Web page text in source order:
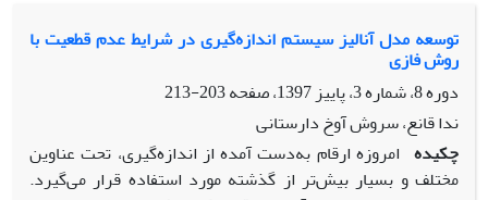
توسعه مدل آنالیز سیستم اندازه‌گیری در شرایط عدم قطعیت با
روش فازی
دوره 8، شماره 3، پاییز 1397، صفحه
203-213
ندا قانع، سروش آوخ دارستانی
چکیده امروزه ارقام به‌دست آمده از اندازه‌گیری، تحت عناوین
مختلف و بسیار بیش‌تر از گذشته مورد استفاده قرار می­‌گیرد.